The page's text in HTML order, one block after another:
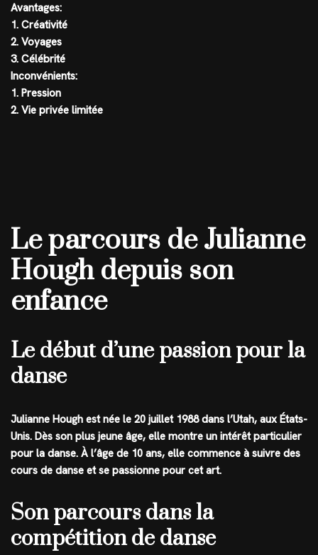
Avantages:
1. Créativité
2. Voyages
3. Célébrité
Inconvénients:
1. Pression
2. Vie privée limitée
Le parcours de Julianne
Hough depuis son
enfance
Le début d’une passion pour la
danse
Julianne Hough est née le 20 juillet 1988 dans l’Utah, aux États-
Unis. Dès son plus jeune âge, elle montre un intérêt particulier
pour la danse. À l’âge de 10 ans, elle commence à suivre des
cours de danse et se passionne pour cet art.
Son parcours dans la
compétition de danse